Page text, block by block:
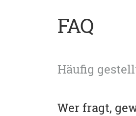
FAQ
Häufig
Wer fragt,